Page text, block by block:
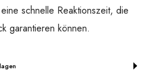
schnelle Reaktionszeit, die
garantieren können.